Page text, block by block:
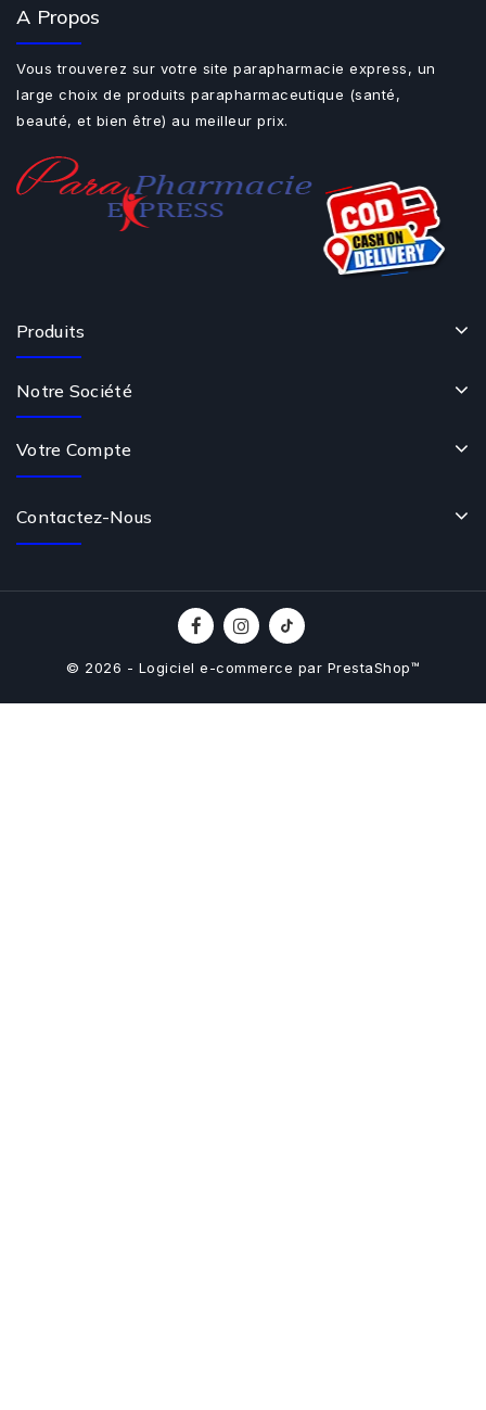
A Propos
Vous trouverez sur votre site parapharmacie express, un
large choix de produits parapharmaceutique (santé,
beauté, et bien être) au meilleur prix.
Produits
Notre Société
Votre Compte
Contactez-Nous
© 2026 - Logiciel e-commerce par PrestaShop™